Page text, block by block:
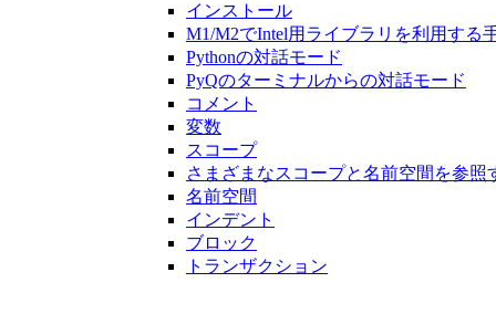
インストール
M1/M2でIntel用ライブラリを利用する
Pythonの対話モード
PyQのターミナルからの対話モード
コメント
変数
スコープ
さまざまなスコープと名前空間を参照
名前空間
インデント
ブロック
トランザクション